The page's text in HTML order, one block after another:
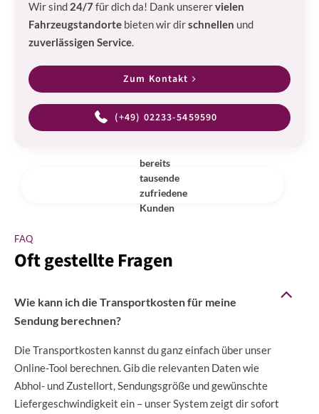
Wir sind 24/7für dich da! Dank unserervielen
Fahrzeugstandorte bieten wir dirschnellen und
zuverlässigen Service.
Zum Kontakt
(+49) 02233-5459590
bereits
tausende
zufriedene
Kunden
FAQ
Oft gestellte Fragen
Wie kann ich die Transportkosten für meine
Sendung berechnen?
Die Transportkosten kannst du ganz einfach über unser
Online-Tool berechnen. Gib die relevanten Daten wie
Abhol- und Zustellort, Sendungsgröße und gewünschte
Liefergeschwindigkeit ein – unser System zeigt dir sofort